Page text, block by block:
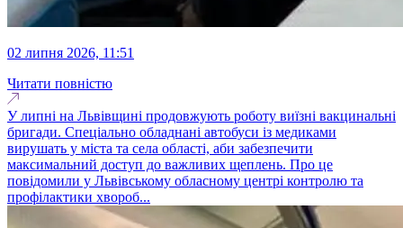
02 липня 2026, 11:51
Читати повністю
У липні на Львівщині продовжують роботу виїзні вакцинальні
бригади. Спеціально обладнані автобуси із медиками
вирушать у міста та села області, аби забезпечити
максимальний доступ до важливих щеплень. Про це
повідомили у Львівському обласному центрі контролю та
профілактики хвороб...